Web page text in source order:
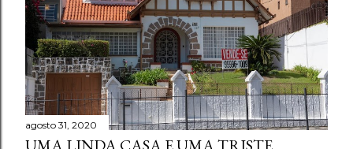
agosto 31, 2020